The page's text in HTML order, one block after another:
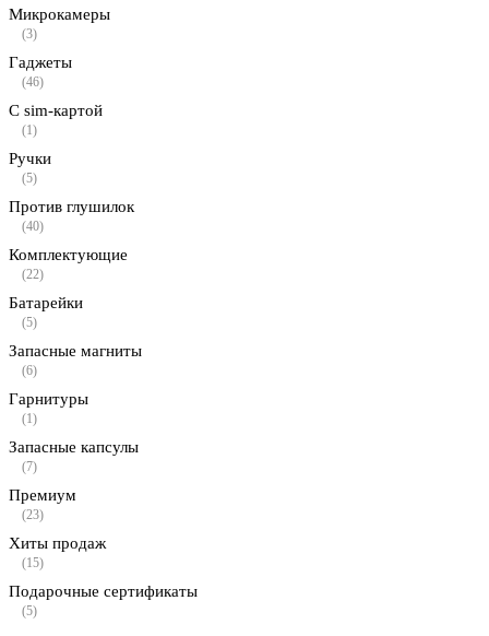
Микрокамеры
(3)
Гаджеты
(46)
С sim-картой
(1)
Ручки
(5)
Против глушилок
(40)
Комплектующие
(22)
Батарейки
(5)
Запасные магниты
(6)
Гарнитуры
(1)
Запасные капсулы
(7)
Премиум
(23)
Хиты продаж
(15)
Подарочные сертификаты
(5)